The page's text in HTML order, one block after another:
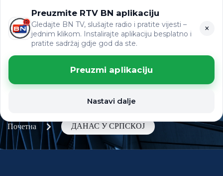
ВИЈЕСТИ LAT
Preuzmite RTV BN aplikaciju
Gledajte BN TV, slušajte radio i pratite vijesti –
jednim klikom. Instalirajte aplikaciju besplatno i
pratite sadržaj gdje god da ste.
×
Preuzmi aplikaciju
Nastavi dalje
Почетна ДАНАС У СРПСКОЈ